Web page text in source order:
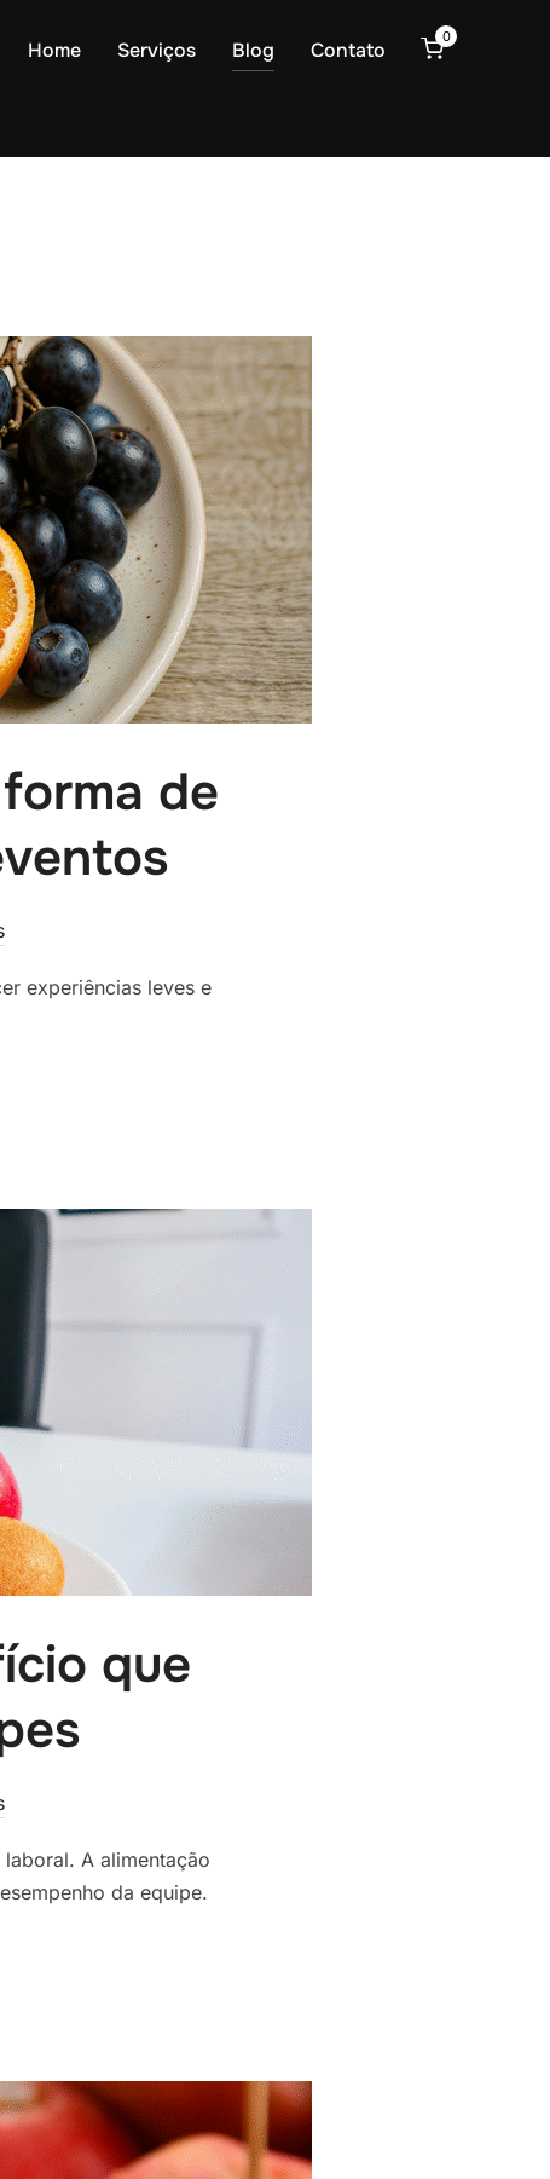
0
Home Serviços Blog Contato
de
experiências leves e
que
A alimentação
da equipe.